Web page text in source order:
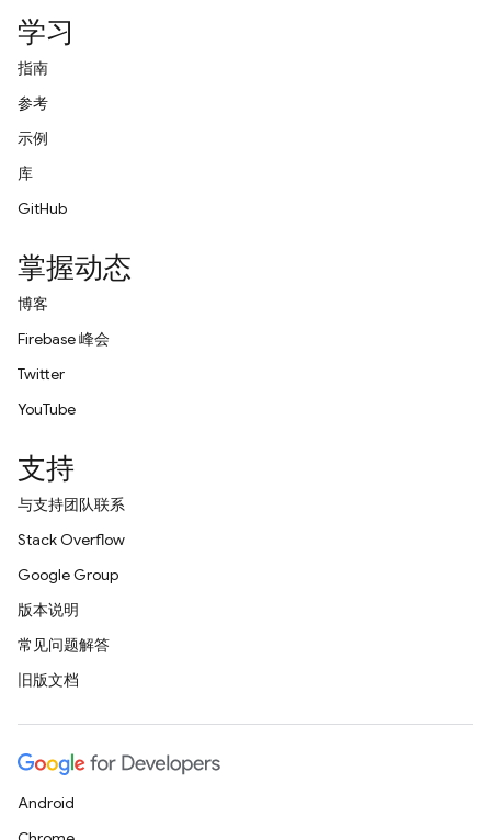
学习
指南
参考
示例
库
GitHub
掌握动态
博客
Firebase 峰会
Twitter
YouTube
支持
与支持团队联系
Stack Overflow
Google Group
版本说明
常见问题解答
旧版文档
Android